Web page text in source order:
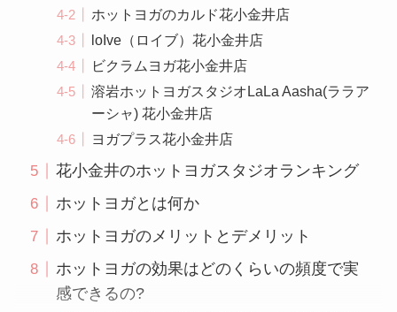
ホットヨガのカルド花小金井店
loIve（ロイブ）花小金井店
ビクラムヨガ花小金井店
溶岩ホットヨガスタジオLaLa Aasha(ララア
ーシャ) 花小金井店
ヨガプラス花小金井店
花小金井のホットヨガスタジオランキング
ホットヨガとは何か
ホットヨガのメリットとデメリット
ホットヨガの効果はどのくらいの頻度で実
感できるの?